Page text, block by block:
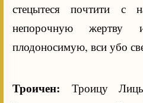
стецытеся почтити с
непорочную
плодоносимую, вси убо
Троичен: Троицу